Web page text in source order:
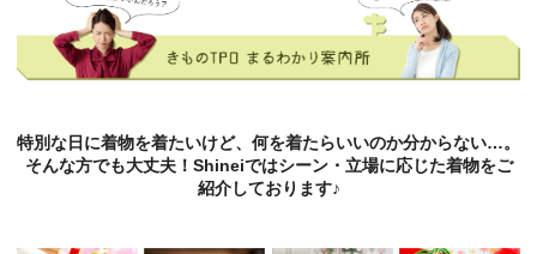
特別な日に着物を着たいけど、何を着たらいいのか分からない…。
そんな方でも大丈夫！Shineiではシーン・立場に応じた着物をご
紹介しております♪